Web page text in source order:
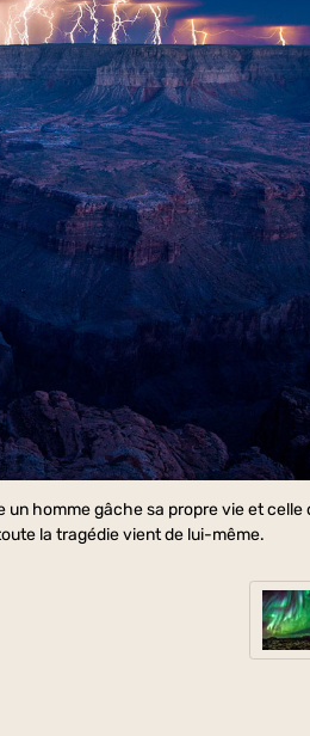
homme gâche sa propre vie et celle
la tragédie vient de lui-même.